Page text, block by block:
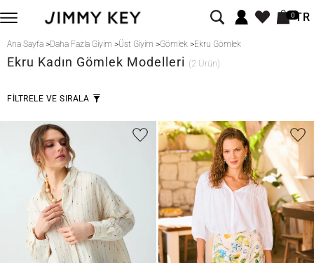
0TR
Ana Sayfa >Daha Fazla Giyim >Üst Giyim >Gömlek >Ekru Gömlek
Ekru Kadın Gömlek Modelleri (2 Ürün)
FİLTRELE VE SIRALA